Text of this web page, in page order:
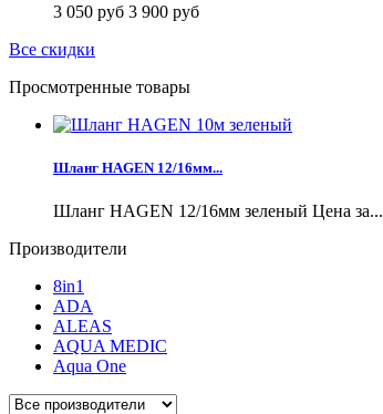
3 050 руб 3 900 руб
Все скидки
Просмотренные товары
Шланг HAGEN 12/16мм...
Шланг HAGEN 12/16мм зеленый Цена за...
Производители
8in1
ADA
ALEAS
AQUA MEDIC
Aqua One